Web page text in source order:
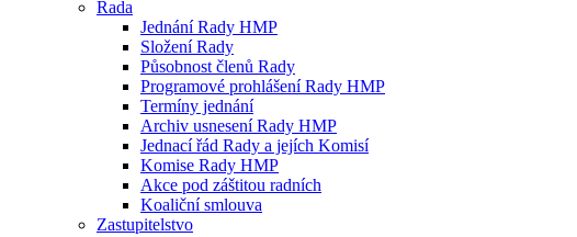
Rada
Jednání Rady HMP
Složení Rady
Působnost členů Rady
Programové prohlášení Rady HMP
Termíny jednání
Archiv usnesení Rady HMP
Jednací řád Rady a jejích Komisí
Komise Rady HMP
Akce pod záštitou radních
Koaliční smlouva
Zastupitelstvo